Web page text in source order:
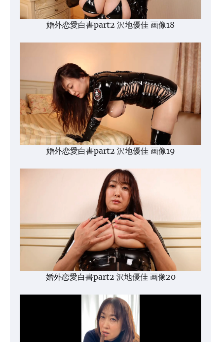
婚外恋愛白書part2 沢地優佳 画像18
婚外恋愛白書part2 沢地優佳 画像19
婚外恋愛白書part2 沢地優佳 画像20